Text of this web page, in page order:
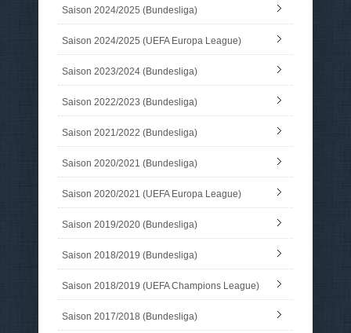
Saison 2024/2025 (Bundesliga)
Saison 2024/2025 (UEFA Europa League)
Saison 2023/2024 (Bundesliga)
Saison 2022/2023 (Bundesliga)
Saison 2021/2022 (Bundesliga)
Saison 2020/2021 (Bundesliga)
Saison 2020/2021 (UEFA Europa League)
Saison 2019/2020 (Bundesliga)
Saison 2018/2019 (Bundesliga)
Saison 2018/2019 (UEFA Champions League)
Saison 2017/2018 (Bundesliga)